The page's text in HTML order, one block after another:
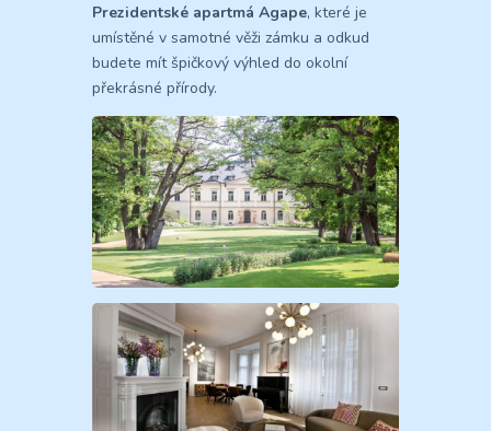
Prezidentské apartmá Agape, které je
umístěné v samotné věži zámku a odkud
budete mít špičkový výhled do okolní
překrásné přírody.